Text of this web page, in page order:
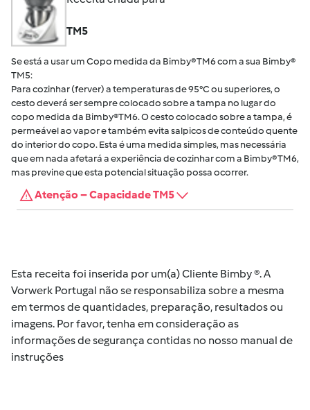
TM5
Se está a usar um Copo medida da Bimby® TM6 com a sua Bimby®
TM5:
Para cozinhar (ferver) a temperaturas de 95°C ou superiores, o
cesto deverá ser sempre colocado sobre a tampa no lugar do
copo medida da Bimby®TM6. O cesto colocado sobre a tampa, é
permeável ao vapor e também evita salpicos de conteúdo quente
do interior do copo. Esta é uma medida simples, mas necessária
que em nada afetará a experiência de cozinhar com a Bimby® TM6,
mas previne que esta potencial situação possa ocorrer.
Atenção – Capacidade TM5
Esta receita foi inserida por um(a) Cliente Bimby ®. A
Vorwerk Portugal não se responsabiliza sobre a mesma
em termos de quantidades, preparação, resultados ou
imagens. Por favor, tenha em consideração as
informações de segurança contidas no nosso manual de
instruções